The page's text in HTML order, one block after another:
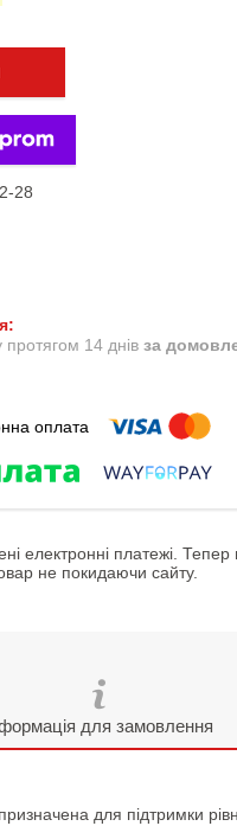
28
14 днів за
електронні платежі.
не покидаючи сайту.
для замовлення
для підтримки